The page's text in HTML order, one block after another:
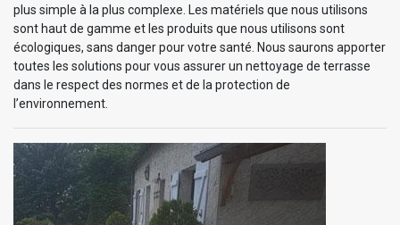
plus simple à la plus complexe. Les matériels que nous utilisons
sont haut de gamme et les produits que nous utilisons sont
écologiques, sans danger pour votre santé. Nous saurons apporter
toutes les solutions pour vous assurer un nettoyage de terrasse
dans le respect des normes et de la protection de
l’environnement.